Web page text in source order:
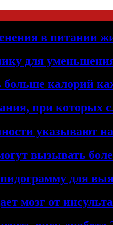
в питании
для
больше калорий
при которых
указывают на
вызывать
для
мозг от